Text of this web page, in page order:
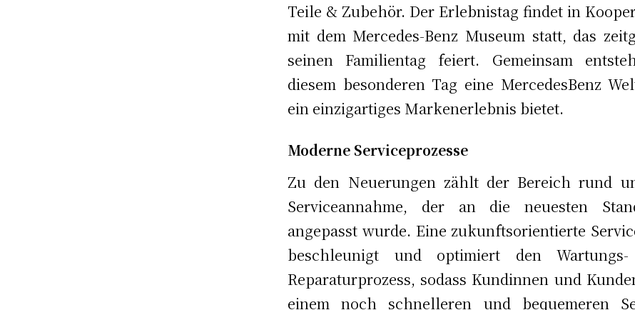
Teile & Zubehör. Der Erlebnistag findet in
mit dem Mercedes-Benz Museum statt, das
seinen Familientag feiert. Gemeinsam
diesem besonderen Tag eine MercedesBenz
ein einzigartiges Markenerlebnis bietet.
Moderne Serviceprozesse
Zu den Neuerungen zählt der Bereich rund
Serviceannahme, der an die neuesten
angepasst wurde. Eine zukunftsorientierte
beschleunigt und optimiert den
Reparaturprozess, sodass Kundinnen und
einem noch schnelleren und bequemeren